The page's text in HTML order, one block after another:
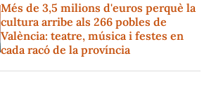
Més de 3,5 milions d'euros perquè la
cultura arribe als 266 pobles de
València: teatre, música i festes en
cada racó de la província